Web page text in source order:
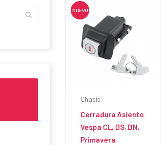
NUEVO
Chasis
Cerradura Asiento
Vespa CL, DS, DN,
Primavera